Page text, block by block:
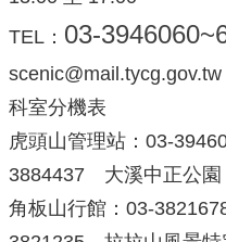
TEL： 03-
科室分機表
虎頭山管理站：03-
3884437 大溪中正公園
角板山行館：03-